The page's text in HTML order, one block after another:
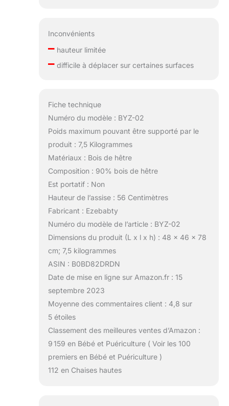
Inconvénients
–hauteur limitée
–difficile à déplacer sur certaines surfaces
Fiche technique
Numéro du modèle : BYZ-02
Poids maximum pouvant être supporté par le
produit : 7,5 Kilogrammes
Matériaux : Bois de hêtre
Composition : 90% bois de hêtre
Est portatif : Non
Hauteur de l’assise : 56 Centimètres
Fabricant : Ezebabty
Numéro du modèle de l’article : BYZ-02
Dimensions du produit (L x l x h) : 48 x 46 x 78
cm; 7,5 kilogrammes
ASIN : B0BD82DRDN
Date de mise en ligne sur Amazon.fr : 15
septembre 2023
Moyenne des commentaires client : 4,8 sur
5 étoiles
Classement des meilleures ventes d’Amazon :
9 159 en Bébé et Puériculture ( Voir les 100
premiers en Bébé et Puériculture )
112 en Chaises hautes